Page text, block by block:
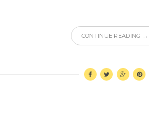
CONTINUE READING →